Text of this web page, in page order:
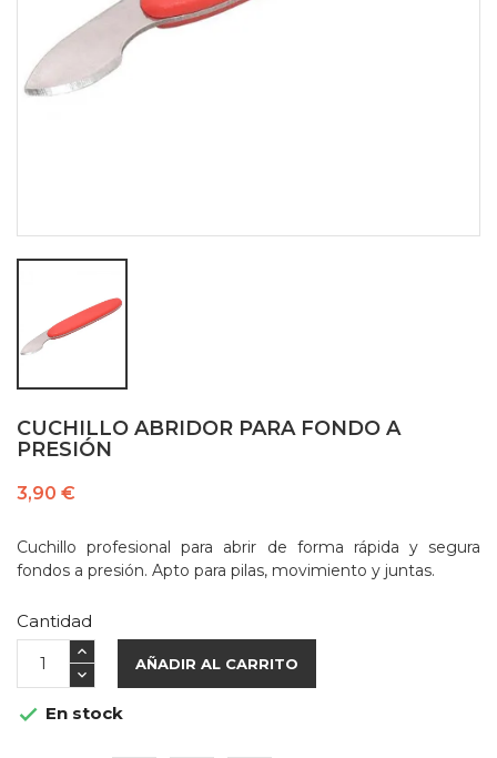
CUCHILLO ABRIDOR PARA FONDO A
PRESIÓN
3,90 €
Cuchillo profesional para abrir de forma rápida y segura
fondos a presión. Apto para pilas, movimiento y juntas.
Cantidad
AÑADIR AL CARRITO
 En stock